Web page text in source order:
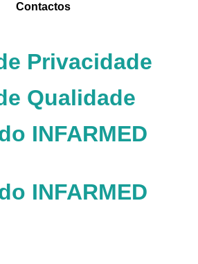
Contactos
Privacidade
Qualidade
INFARMED
INFARMED